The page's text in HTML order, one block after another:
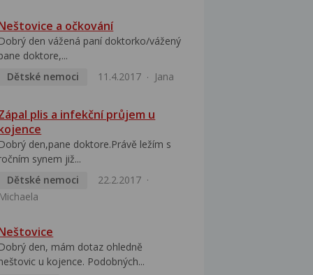
a očkování
den vážená paní doktorko/vážený
doktore,...
Dětské nemoci
11.4.2017 Jana
plis a infekční průjem u
den,pane doktore.Právě ležím s
synem již...
Dětské nemoci
22.2.2017
den, mám dotaz ohledně
u kojence. Podobných...